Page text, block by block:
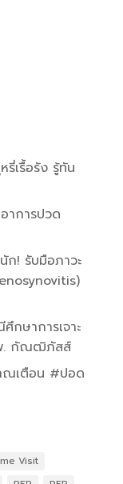
เรื้อรัง รู้ทัน
าการปวด
! รับมือภาวะ
กษาการเจาะ
พ. กัณฒิภัสส์
ณเตือน #ปอด
Visit